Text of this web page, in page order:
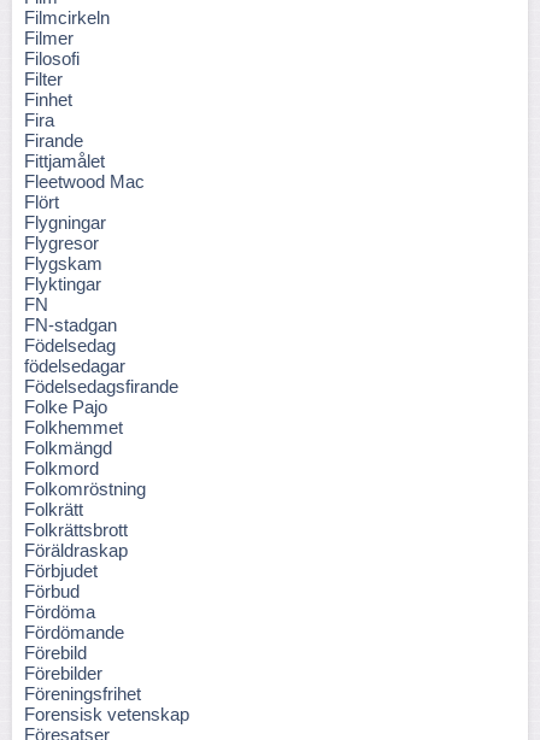
Filmcirkeln
Filmer
Filosofi
Filter
Finhet
Fira
Firande
Fittjamålet
Fleetwood Mac
Flört
Flygningar
Flygresor
Flygskam
Flyktingar
FN
FN-stadgan
Födelsedag
födelsedagar
Födelsedagsfirande
Folke Pajo
Folkhemmet
Folkmängd
Folkmord
Folkomröstning
Folkrätt
Folkrättsbrott
Föräldraskap
Förbjudet
Förbud
Fördöma
Fördömande
Förebild
Förebilder
Föreningsfrihet
Forensisk vetenskap
Föresatser